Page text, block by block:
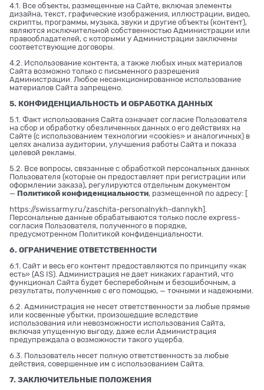
4.1. Все объекты, размещенные на Сайте, включая элементы
дизайна, текст, графические изображения, иллюстрации, видео,
скрипты, программы, музыка, звуки и другие объекты (контент),
являются исключительной собственностью Администрации или
правообладателей, с которыми у Администрации заключены
соответствующие договоры.
4.2. Использование контента, а также любых иных материалов
Сайта возможно только с письменного разрешения
Администрации. Любое несанкционированное использование
материалов Сайта запрещено.
5. КОНФИДЕНЦИАЛЬНОСТЬ И ОБРАБОТКА ДАННЫХ
5.1. Факт использования Сайта означает согласие Пользователя
на сбор и обработку обезличенных данных о его действиях на
Сайте (с использованием технологии «cookies» и аналогичных) в
целях анализа аудитории, улучшения работы Сайта и показа
целевой рекламы.
5.2. Все вопросы, связанные с обработкой персональных данных
Пользователя (которые он предоставляет при регистрации или
оформлении заказа), регулируются отдельным документом
— Политикой конфиденциальности, размещенной по адресу: [
https://swissarmy.ru/zaschita-personalnykh-dannykh].
Персональные данные обрабатываются только после express-
согласия Пользователя, полученного в порядке,
предусмотренном Политикой конфиденциальности.
6. ОГРАНИЧЕНИЕ ОТВЕТСТВЕННОСТИ
6.1. Сайт и весь его контент предоставляются по принципу «как
есть» (AS IS). Администрация не дает никаких гарантий, что
функционал Сайта будет бесперебойным и безошибочным, а
результаты, полученные с его помощью, — точными и надежными.
6.2. Администрация не несет ответственности за любые прямые
или косвенные убытки, произошедшие вследствие
использования или невозможности использования Сайта,
включая упущенную выгоду, даже если Администрация
предупреждала о возможности такого ущерба.
6.3. Пользователь несет полную ответственность за любые
действия, совершенные им с использованием Сайта.
7. ЗАКЛЮЧИТЕЛЬНЫЕ ПОЛОЖЕНИЯ